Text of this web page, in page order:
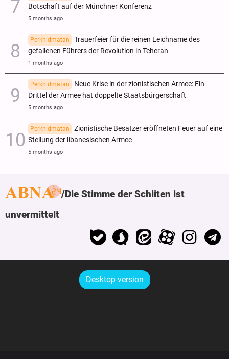
Botschaft auf der Münchner Konferenz
5 months ago
Perkhidmatan
Trauerfeier für die reinen Leichname des
gefallenen Führers der Revolution in Teheran
1 months ago
Perkhidmatan
Neue Krise in der zionistischen Armee: Ein
Drittel der Armee hat doppelte Staatsbürgerschaft
5 months ago
Perkhidmatan
Zionistische Besatzer eröffneten Feuer auf eine
Stellung der libanesischen Armee
5 months ago
Die Stimme der Schiiten ist
unvermittelt
Desktop version